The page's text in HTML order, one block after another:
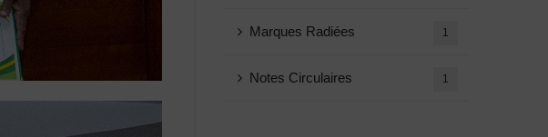
Marques Radiées 1
Notes Circulaires 1